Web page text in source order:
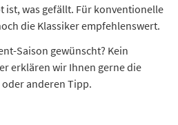
ist, was gefällt. Für konventionelle
die Klassiker empfehlenswert.
Saison gewünscht? Kein
erklären wir Ihnen gerne die
anderen Tipp.